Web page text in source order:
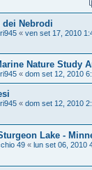
dei Nebrodi
« ven set 17, 2010
Nature Study
« dom set 12, 2010
« dom set 12, 2010
Lake -
49 « lun set 06, 2010